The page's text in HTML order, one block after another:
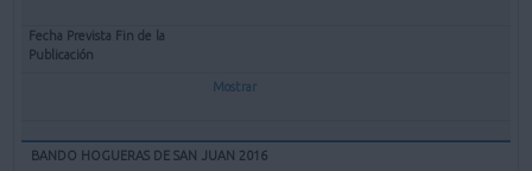
Mostrar
BANDO HOGUERAS DE SAN JUAN 2016